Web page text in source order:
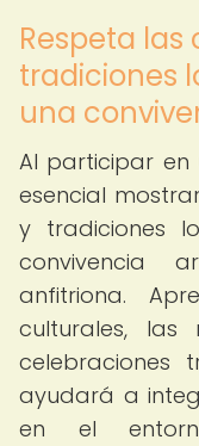
Respeta
tradiciones
una
Al participar en
esencial
y tradiciones
convivencia
anfitriona.
culturales,
celebraciones
ayudará a
en el